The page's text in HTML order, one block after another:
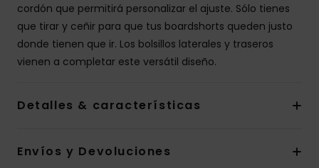
cordón que permitirá personalizar el ajuste. Sólo tienes
que tirar y ceñir para que tus boardshorts queden justo
donde tienen que ir. Los bolsillos laterales y traseros
vienen a completar este versátil diseño.
Detalles & características
Envíos y Devoluciones